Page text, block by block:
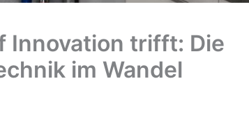
Innovation trifft: Die
im Wandel